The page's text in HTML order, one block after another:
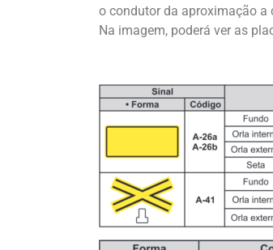
o condutor da aproximação a
Na imagem, poderá ver as